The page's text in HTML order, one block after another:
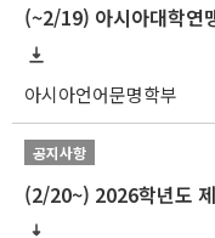
아시아언어문명학부
공지사항